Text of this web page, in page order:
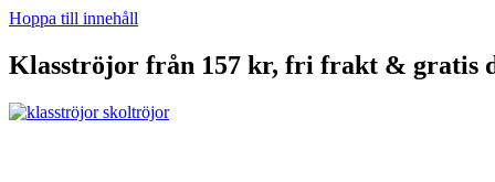
Hoppa till innehåll
Klasströjor från 157 kr, fri frakt & gratis